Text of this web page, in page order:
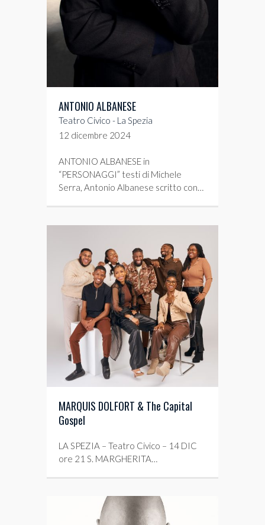
ANTONIO ALBANESE
Teatro Civico - La Spezia
12 dicembre 2024
ANTONIO ALBANESE in
“PERSONAGGI” testi di Michele
Serra, Antonio Albanese scritto con…
MARQUIS DOLFORT & The Capital
Gospel
LA SPEZIA – Teatro Civico – 14 DIC
ore 21 S. MARGHERITA…